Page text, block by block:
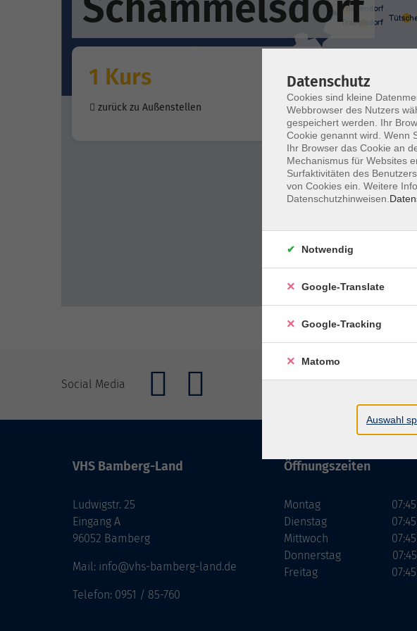
1 Kurs
zurück zu Außenstellen
nur
-
Social Media
VHS Bamberg-Land
Ludwigstr. 25
Eingang A
96052 Bamberg
Mail: info@vhs-bamberg-land.de
Telefon: 0951 / 85-760
Öffnungszeiten
Montag
Dienstag
Mittwoch
Donnerstag
Freitag
Datenschutz
Cookies sind kleine
Webbrowser des Nutzers
gespeichert werden. Ihr
Cookie genannt wird. Wenn
Ihr Browser das Cookie an
Mechanismus für Websites
Surfaktivitäten des
von Cookies ein. Weitere
Datenschutzhinweisen.
Notwendig
Google-Translate
Google-Tracking
Matomo
Auswahl